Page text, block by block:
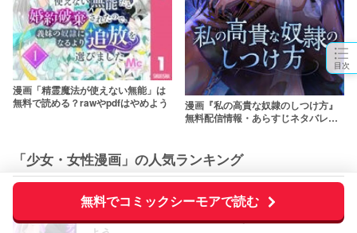
目次
無料でコミックシーモアで読む
漫画「精霊魔法が使えない無能」は
無料で読める？rawやpdfはやめよう
漫画『私の高貴な奴隷のしつけ方』
無料配信情報・あらすじネタバレ！
「少女・女性漫画」の人気ランキング
『純白のウエディングドレスで復讐を』ネタバレ
＆最終回の結末は？漫画rawやpdfで読むのはやめ